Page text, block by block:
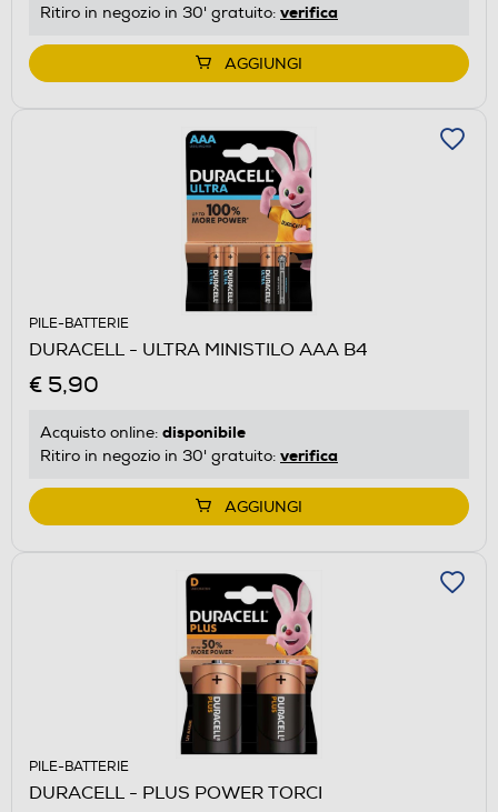
Ritiro in negozio in 30' gratuito: verifica
AGGIUNGI
PILE-BATTERIE
DURACELL - ULTRA MINISTILO AAA B4
€ 5,90
Acquisto online: disponibile
Ritiro in negozio in 30' gratuito: verifica
AGGIUNGI
PILE-BATTERIE
DURACELL - PLUS POWER TORCI